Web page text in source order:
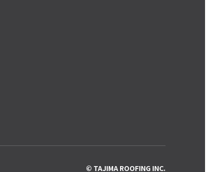
© TAJIMA ROOFING INC.